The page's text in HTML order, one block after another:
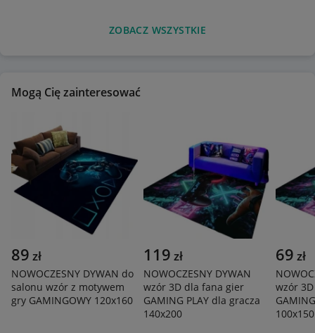
ZOBACZ WSZYSTKIE
Mogą Cię zainteresować
89 zł
NOWOCZESNY DYWAN do
salonu wzór z motywem
gry GAMINGOWY 120x160
119 zł
NOWOCZESNY DYWAN
wzór 3D dla fana gier
GAMING PLAY dla gracza
140x200
69 zł
wzór
100x150